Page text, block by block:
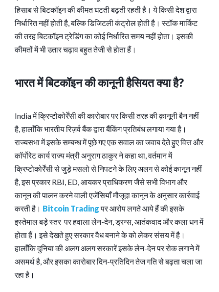
हिसाब से बिटकॉइन की कीमत घटती बढ़ती रहती है। ये किसी देश द्वारा
निर्धारित नहीं होती है, बल्कि डिजिटली कंट्रोल होती है। स्टॉक मार्किट
की तरह बिटकॉइन ट्रेडिंग का कोई निर्धारित समय नहीं होता। इसकी
कीमतों में भी उतार चढ़ाव बहुत तेजी से होता हैं।
भारत में बिटकॉइन की कानूनी हैसियत क्या है?
India में क्रिप्टोकोर्रेंसी की कारोबार पर किसी तरह की क़ानूनी बैन नहीं
है, हालाँकि भारतीय रिज़र्व बैंक द्वारा बैंकिंग प्रतिबंध लगाया गया है।
राज्यसभा में इसके सम्बन्ध में पूछे गए एक सवाल का जवाब देते हुए वित्त और
कॉर्पोरेट कार्य राज्य मंत्री अनुराग ठाकुर ने कहा था, वर्तमान में
क्रिप्टोकोर्रेंसी से जुड़े मसलो से निपटने के लिए अलग से कोई कानून नहीं
है, इस प्रकार RBI, ED, आयकर प्राधिकरण जैसे सभी विभाग और
कानून की पालन करने वाली एजेंसियाँ मौजूदा कानून के अनुसार कार्रवाई
करती है। Bitcoin Tradingपर आरोप लगते आये हैं की इसके
इस्तेमाल बड़े स्तर पर हवाला लेन-देन, ड्रग्स, आतंकवाद और कला धन में
होता हैं। इसे देखते हुए सरकार वैध बनाने के को लेकर संसय में है।
हालाँकि दुनिया की अलग अलग सरकारें इसके लेन-देन पर रोक लगाने में
असमर्थ है, और इसका कारोबार दिन-प्रतिदिन तेज गति से बढ़ता चला जा
रहा है।